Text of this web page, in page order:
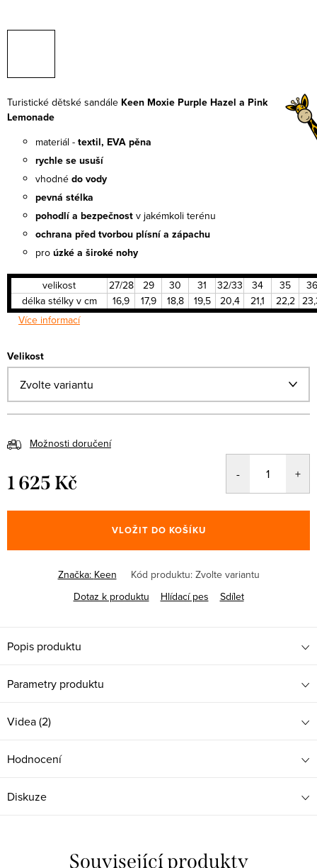
Turistické dětské sandále Keen Moxie Purple Hazel a Pink
Lemonade
materiál - textil, EVA pěna
rychle se usuší
vhodné do vody
pevná stélka
pohodlí a bezpečnost v jakémkoli terénu
ochrana před tvorbou plísní a zápachu
pro úzké a široké nohy
velikost 27/28 29 30 31 32/33 34 35
36
délka stélky v cm
16,9 17,9 18,8 19,5 20,4 21,1 22,2
Více informací
Velikost
Možnosti doručení
1 625 Kč
cena:
VLOŽIT DO KOŠÍKU
Značka: Keen Kód produktu: Zvolte variantu
Dotaz k produktu
Hlídací pes Sdílet
Popis produktu
Parametry produktu
Videa (2)
Hodnocení
Diskuze
Související produkty